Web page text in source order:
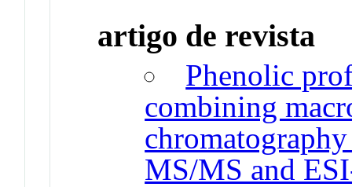
artigo de revista
Phenolic
combining
MS/MS and